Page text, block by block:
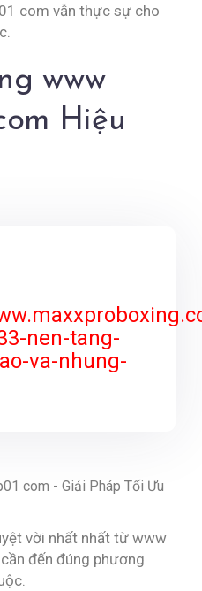
com vẫn thực sự cho
www
Hiệu
nen-tang-
va-nhung-
vời nhất nhất từ www
đến đúng phương